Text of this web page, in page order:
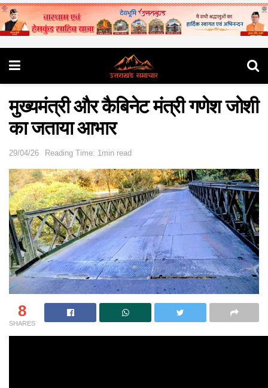
मुख्यमंत्री और कैबिनेट मंत्री गणेश जोशी
का जताया आभार
29/04/26 Reading Time: 1min read
8
SHARES